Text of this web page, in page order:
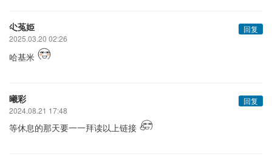
尐菟姫
回复
2025.03.20 02:26
哈基米
曦彩
回复
2024.08.21 17:48
等休息的那天要一一拜读以上链接